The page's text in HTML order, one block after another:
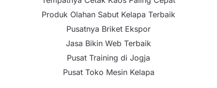
Produk Olahan Sabut Kelapa Terbaik
Pusatnya Briket Ekspor
Jasa Bikin Web Terbaik
Pusat Training di Jogja
Pusat Toko Mesin Kelapa